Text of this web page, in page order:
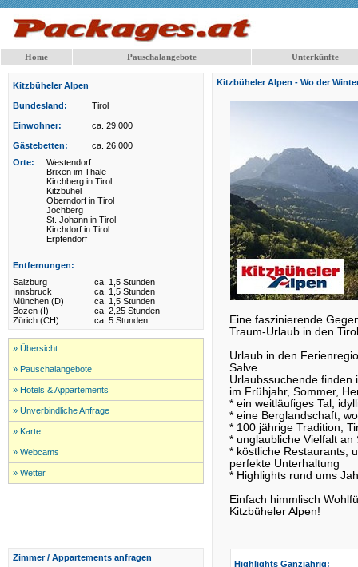
Home Pauschalangebote Unterkünfte
Kitzbüheler Alpen
Bundesland: Tirol
Einwohner: ca. 29.000
Gästebetten:
ca. 26.000
Orte:
Westendorf
Brixen im Thale
Kirchberg in Tirol
Kitzbühel
Oberndorf in Tirol
Jochberg
St. Johann in Tirol
Kirchdorf in Tirol
Erpfendorf
Entfernungen:
Salzburg
ca. 1,5 Stunden
Innsbruck
ca. 1,5 Stunden
München (D)
ca. 1,5 Stunden
Bozen (I)
ca. 2,25 Stunden
Zürich (CH)
ca. 5 Stunden
» Übersicht
» Pauschalangebote
» Hotels & Appartements
» Unverbindliche Anfrage
» Karte
» Webcams
» Wetter
Zimmer / Appartements anfragen
Kitzbüheler Alpen - Wo der
Eine faszinierende
Traum-Urlaub in den
Urlaub in den
Salve
Urlaubssuchende finden
im Frühjahr, Sommer,
* ein weitläufiges Tal,
* eine Berglandschaft,
* 100 jährige Tradition,
* unglaubliche Vielfalt
* köstliche Restaurants,
perfekte Unterhaltung
* Highlights rund ums
Einfach himmlisch
Kitzbüheler Alpen!
Highlights Ganzjährig: